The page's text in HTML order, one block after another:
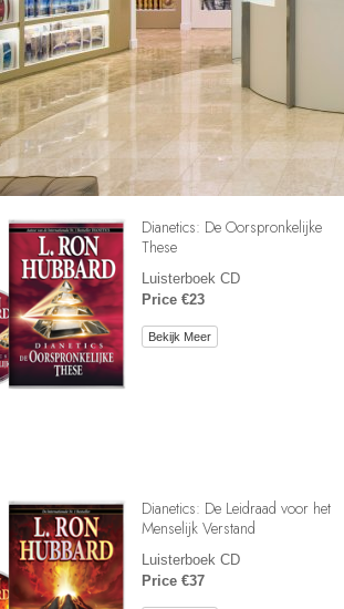
Dianetics: De Oorspronkelijke
These
Luisterboek CD
Price €23
Bekijk Meer
Dianetics: De Leidraad voor het
Menselijk Verstand
Luisterboek CD
Price €37